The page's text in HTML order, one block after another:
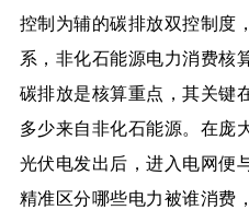
控制为辅的碳排放双控制度
系，非化石能源电力消费核
碳排放是核算重点，其关键
多少来自非化石能源。在庞
光伏电发出后，进入电网便
精准区分哪些电力被谁消费